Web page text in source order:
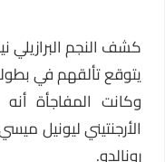
كشف النجم البرازيلي
يتوقع تألقهم في
وكانت المفاجأة أنه
الأرجنتيني ليونيل ميسي،
رونالدو.